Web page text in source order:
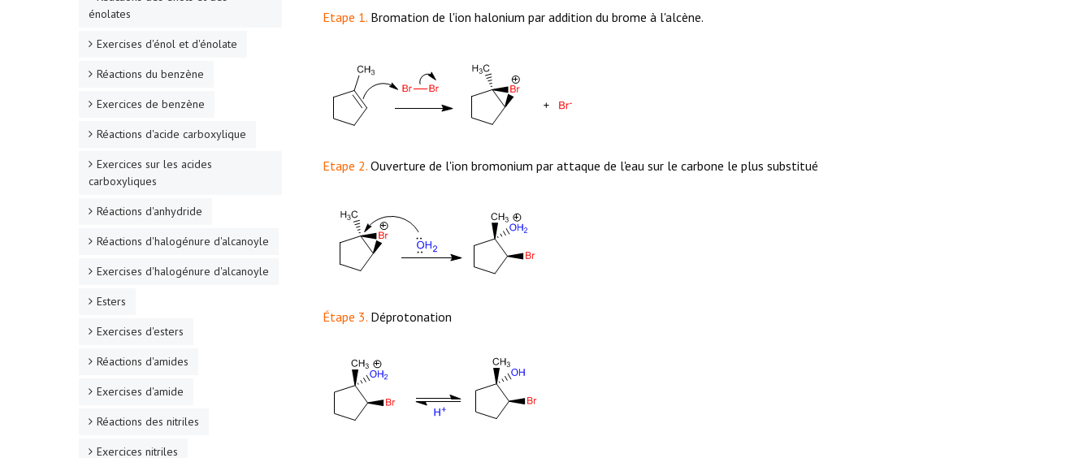
Etape 1. Bromation de l'ion halonium par addition du brome à l'alcène.
Etape 2. Ouverture de l'ion bromonium par attaque de l'eau sur le carbone le plus substitué
Étape 3. Déprotonation
énolates
Exercises d'énol et d'énolate
Réactions du benzène
Exercices de benzène
Réactions d'acide carboxylique
Exercices sur les acides
carboxyliques
Réactions d'anhydride
Réactions d'halogénure d'alcanoyle
Exercises d'halogénure d'alcanoyle
Esters
Exercises d'esters
Réactions d'amides
Exercises d'amide
Réactions des nitriles
Exercices nitriles